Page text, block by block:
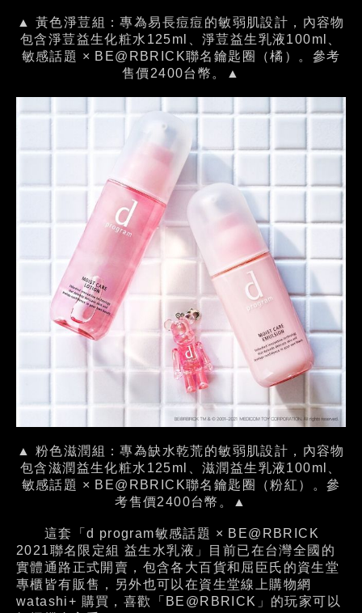
▲ 黃色淨荳組：專為易長痘痘的敏弱肌設計，內容物
包含淨荳益生化粧水125ml、淨荳益生乳液100ml、
敏感話題 × BE@RBRICK聯名鑰匙圈（橘）。參考
售價2400台幣。▲
▲ 粉色滋潤組：專為缺水乾荒的敏弱肌設計，內容物
包含滋潤益生化粧水125ml、滋潤益生乳液100ml、
敏感話題 × BE@RBRICK聯名鑰匙圈（粉紅）。參
考售價2400台幣。▲
這套「d program敏感話題 × BE@RBRICK
2021聯名限定組 益生水乳液 」目前已在台灣全國的
實體通路正式開賣，包含各大百貨和屈臣氏的資生堂
專櫃皆有販售，另外也可以在資生堂線上購物網
watashi+ 購買，喜歡「BE@RBRICK」的玩家可以